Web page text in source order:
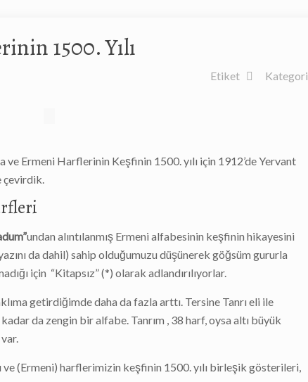
1500. Yılı
Kategori
Etiket
ve Ermeni Harflerinin Keşfinin 1500. yılı için 1912’de Yervant
çevirdik.
undan alıntılanmış Ermeni alfabesinin keşfinin hikayesini
da dahil) sahip olduğumuzu düşünerek göğsüm gururla
için “Kitapsız” (*) olarak adlandırılıyorlar.
getirdiğimde daha da fazla arttı. Tersine Tanrı eli ile
da zengin bir alfabe. Tanrım , 38 harf, oysa altı büyük
ve (Ermeni) harflerimizin keşfinin 1500. yılı birleşik gösterileri,